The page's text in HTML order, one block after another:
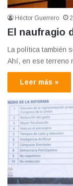
Héctor Guerrero
El naufragio
La política también
Ahí, en ese terreno
Leer más »